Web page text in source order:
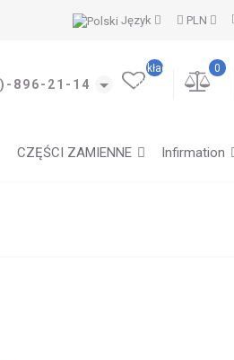
PLN
Język
896-21-14
0
zakładki
(0)
CZĘŚCI ZAMIENNE Infirmation